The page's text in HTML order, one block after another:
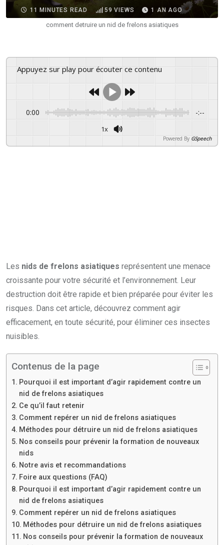
11 MINUTES READ
59 VIEWS 1 AN AGO
comment detruire un nid de frelons asiatiques
Appuyez sur play pour écouter ce contenu
0:00 -:--
1x
Powered By GSpeech
Les nids de frelons asiatiques représentent une menace
croissante pour votre sécurité et l’environnement. Leur
destruction doit être rapide et bien préparée pour éviter les
risques. Dans cet article, découvrez comment agir
efficacement, en toute sécurité, pour éliminer ces insectes
nuisibles.
Contenus de la page
Pourquoi il est important d’agir rapidement contre un
nid de frelons asiatiques
Ce qu’il faut retenir
Comment repérer un nid de frelons asiatiques
Méthodes pour détruire un nid de frelons asiatiques
Nos conseils pour prévenir la formation de nouveaux
nids
Notre avis et recommandations
Foire aux questions (FAQ)
Pourquoi il est important d’agir rapidement contre un
nid de frelons asiatiques
Comment repérer un nid de frelons asiatiques
Méthodes pour détruire un nid de frelons asiatiques
Nos conseils pour prévenir la formation de nouveaux